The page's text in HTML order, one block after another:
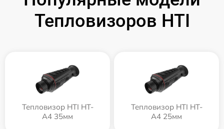
Тепловизоров HTI
Тепловизор HTI HT-
A4 35мм
Тепловизор HTI HT-
A4 25мм